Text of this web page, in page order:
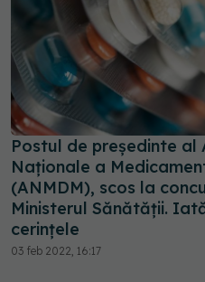
Postul de președinte al
Naționale a
(ANMDM), scos la
Ministerul Sănătății.
cerințele
03 feb 2022, 16:17